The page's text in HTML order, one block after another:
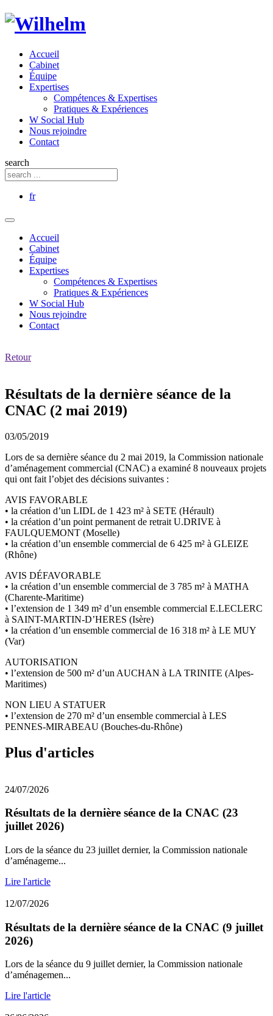
Accueil
Cabinet
Équipe
Expertises
Compétences & Expertises
Pratiques & Expériences
W Social Hub
Nous rejoindre
Contact
search
fr
Accueil
Cabinet
Équipe
Expertises
Compétences & Expertises
Pratiques & Expériences
W Social Hub
Nous rejoindre
Contact
Retour
Résultats de la dernière séance de la
CNAC (2 mai 2019)
03/05/2019
Lors de sa dernière séance du 2 mai 2019, la Commission nationale
d’aménagement commercial (CNAC) a examiné 8 nouveaux projets
qui ont fait l’objet des décisions suivantes :
AVIS FAVORABLE
• la création d’un LIDL de 1 423 m² à SETE (Hérault)
• la création d’un point permanent de retrait U.DRIVE à
FAULQUEMONT (Moselle)
• la création d’un ensemble commercial de 6 425 m² à GLEIZE
(Rhône)
AVIS DÉFAVORABLE
• la création d’un ensemble commercial de 3 785 m² à MATHA
(Charente-Maritime)
• l’extension de 1 349 m² d’un ensemble commercial E.LECLERC
à SAINT-MARTIN-D’HERES (Isère)
• la création d’un ensemble commercial de 16 318 m² à LE MUY
(Var)
AUTORISATION
• l’extension de 500 m² d’un AUCHAN à LA TRINITE (Alpes-
Maritimes)
NON LIEU A STATUER
• l’extension de 270 m² d’un ensemble commercial à LES
PENNES-MIRABEAU (Bouches-du-Rhône)
Plus d'articles
24/07/2026
Résultats de la dernière séance de la CNAC (23
juillet 2026)
Lors de la séance du 23 juillet dernier, la Commission nationale
d’aménageme...
Lire l'article
12/07/2026
Résultats de la dernière séance de la CNAC (9 juillet
2026)
Lors de la séance du 9 juillet dernier, la Commission nationale
d’aménagemen...
Lire l'article